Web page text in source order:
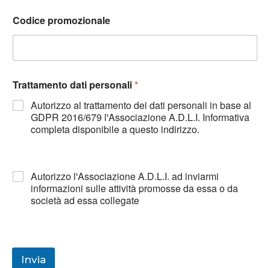
Codice promozionale
Trattamento dati personali*
Autorizzo al trattamento dei dati personali in base al
GDPR 2016/679 l'Associazione A.D.L.I. Informativa
completa disponibile a questo indirizzo.
Autorizzo l'Associazione A.D.L.I. ad inviarmi
informazioni sulle attività promosse da essa o da
società ad essa collegate
Invia